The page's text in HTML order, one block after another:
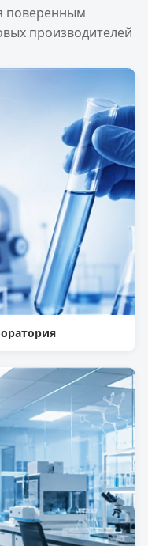
поверенным
производителей